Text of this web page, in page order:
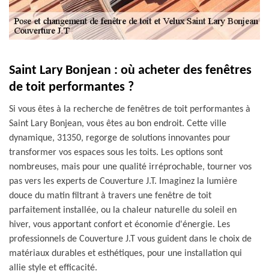
Saint Lary Bonjean : où acheter des fenêtres
de toit performantes ?
Si vous êtes à la recherche de fenêtres de toit performantes à
Saint Lary Bonjean, vous êtes au bon endroit. Cette ville
dynamique, 31350, regorge de solutions innovantes pour
transformer vos espaces sous les toits. Les options sont
nombreuses, mais pour une qualité irréprochable, tourner vos
pas vers les experts de Couverture J.T. Imaginez la lumière
douce du matin filtrant à travers une fenêtre de toit
parfaitement installée, ou la chaleur naturelle du soleil en
hiver, vous apportant confort et économie d'énergie. Les
professionnels de Couverture J.T vous guident dans le choix de
matériaux durables et esthétiques, pour une installation qui
allie style et efficacité.